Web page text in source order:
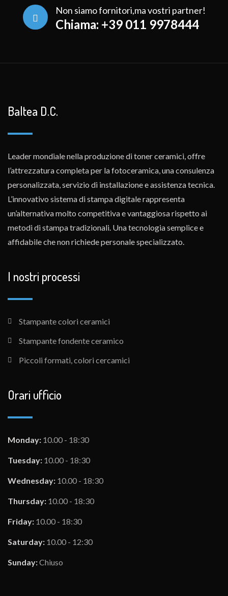
Non siamo fornitori,ma vostri partner!
Chiama: +39 011 9978444
Baltea D.C.
Leader mondiale nella produzione di toner ceramici, offre
l’attrezzatura completa per la fotoceramica, una consulenza
personalizzata, servizio di installazione e assistenza tecnica.
L’innovativo sistema di stampa digitale rappresenta
un’alternativa molto competitiva e vantaggiosa rispetto ai
metodi di stampa tradizionali. Una tecnologia semplice e
affidabile che non richiede personale specializzato.
I nostri processi
Stampante colori ceramici
Stampante fondente ceramico
Piccoli formati, colori cercamici
Orari ufficio
Monday: 10.00 - 18:30
Tuesday: 10.00 - 18:30
Wednesday: 10.00 - 18:30
Thursday: 10.00 - 18:30
Friday: 10.00 - 18:30
Saturday: 10.00 - 12:30
Sunday:Chiuso